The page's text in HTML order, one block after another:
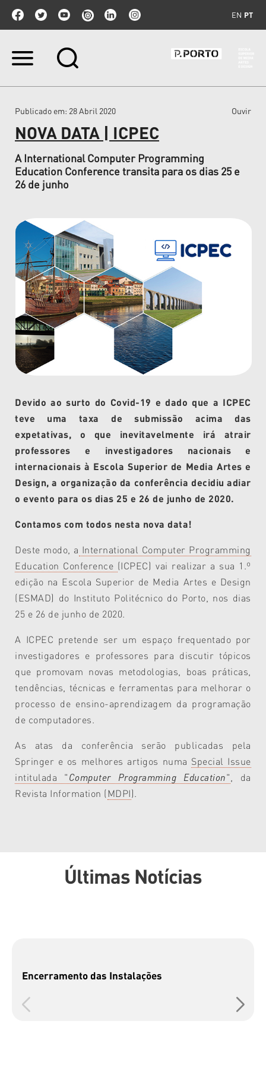
EN PT
Ir
Ir
navegação
Publicado em: 28 Abril 2020 Ouvir
NOVA DATA | ICPEC
A International Computer Programming
Education Conference transita para os dias 25 e
26 de junho
Devido ao surto do Covid-19 e dado que a ICPEC
teve uma taxa de submissão acima das
expetativas, o que inevitavelmente irá atrair
professores e investigadores nacionais e
internacionais à Escola Superior de Media Artes e
Design, a organização da conferência decidiu adiar
o evento para os dias 25 e 26 de junho de 2020.
Contamos com todos nesta nova data!
Deste modo, a International Computer Programming
Education Conference (ICPEC) vai realizar a sua 1.º
edição na Escola Superior de Media Artes e Design
(ESMAD) do Instituto Politécnico do Porto, nos dias
25 e 26 de junho de 2020.
A ICPEC pretende ser um espaço frequentado por
investigadores e professores para discutir tópicos
que promovam novas metodologias, boas práticas,
tendências, técnicas e ferramentas para melhorar o
processo de ensino-aprendizagem da programação
de computadores.
As atas da conferência serão publicadas pela
Springer e os melhores artigos numa Special Issue
intitulada "Computer Programming Education"
, da
Revista Information (MDPI).
Últimas Notícias
Encerramento das Instalações